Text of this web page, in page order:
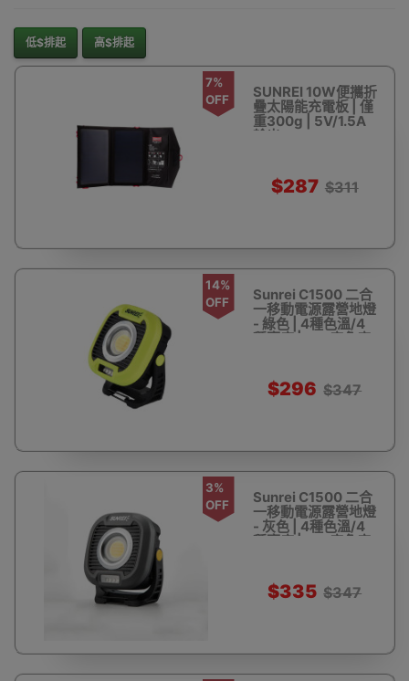
低$排起 高$排起
7%
OFF
SUNREI 10W便攜折
疊太陽能充電板 | 僅
重300g | 5V/1.5A
輸出
$287 $311
14%
OFF
Sunrei C1500 二合
一移動電源露營地燈
- 綠色 | 4種色溫/4
種亮度 | 180度角度
$296 $347
3%
OFF
Sunrei C1500 二合
一移動電源露營地燈
- 灰色 | 4種色溫/4
種亮度 | 180度角度
$335 $347